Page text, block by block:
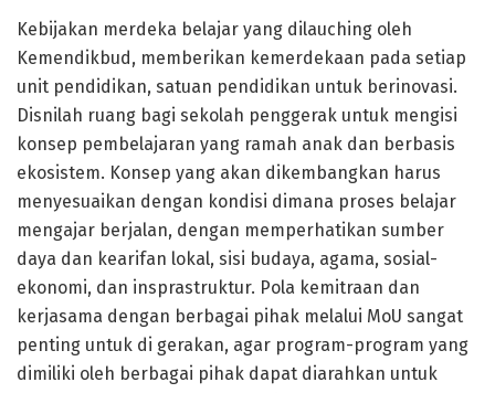
Kebijakan merdeka belajar yang dilauching oleh
Kemendikbud, memberikan kemerdekaan pada setiap
unit pendidikan, satuan pendidikan untuk berinovasi.
Disnilah ruang bagi sekolah penggerak untuk mengisi
konsep pembelajaran yang ramah anak dan berbasis
ekosistem. Konsep yang akan dikembangkan harus
menyesuaikan dengan kondisi dimana proses belajar
mengajar berjalan, dengan memperhatikan sumber
daya dan kearifan lokal, sisi budaya, agama, sosial-
ekonomi, dan insprastruktur. Pola kemitraan dan
kerjasama dengan berbagai pihak melalui MoU sangat
penting untuk di gerakan, agar program-program yang
dimiliki oleh berbagai pihak dapat diarahkan untuk